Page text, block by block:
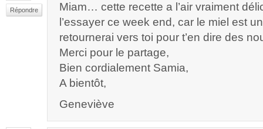
Répondre
Miam… cette recette a l’air vraiment
l’essayer ce week end, car le miel est
retournerai vers toi pour t’en dire des
Merci pour le partage,
Bien cordialement Samia,
A bientôt,
Geneviève